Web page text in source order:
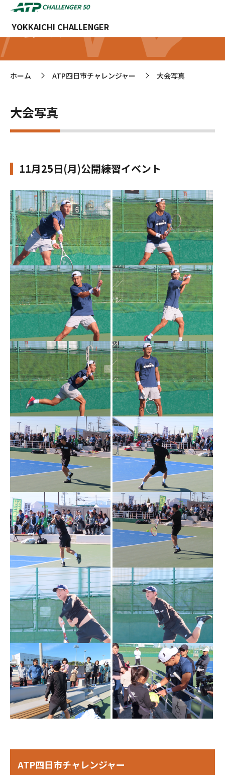
YOKKAICHI CHALLENGER
大会写真
ホーム >
ATP四日市チャレンジャー >
大会写真
大会写真
11月25日(月)公開練習イベント
ATP四日市チャレンジャー